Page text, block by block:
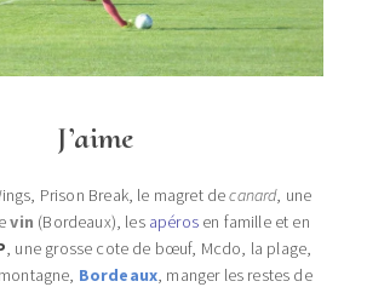
J’aime
Prison Break, le magret decanard, une
vin (Bordeaux), les apérosen famille et en
, une grosse cote de bœuf, Mcdo, la plage,
montagne, Bordeaux , manger les restes de